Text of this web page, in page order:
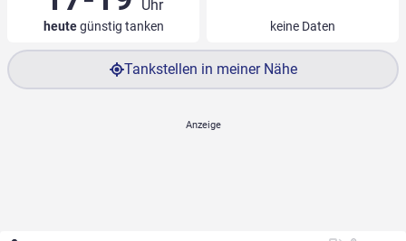
Uhr
heutegünstig tanken keine Daten
Tankstellen in meiner Nähe